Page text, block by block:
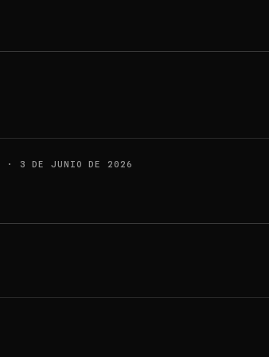
· 3 DE JUNIO DE 2026